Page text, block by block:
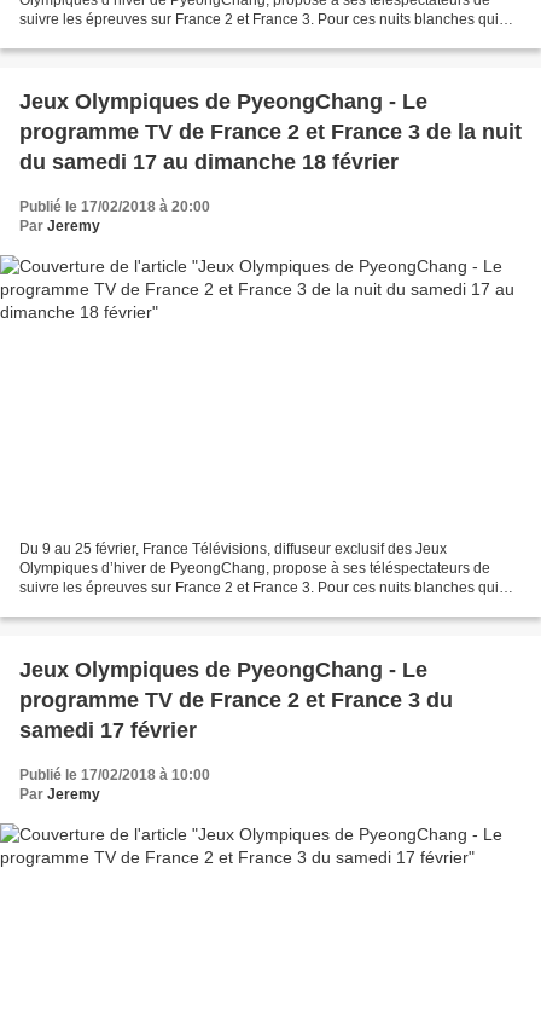
suivre les épreuves sur France 2 et France 3. Pour ces nuits blanches qui
Jeux Olympiques de PyeongChang - Le
programme TV de France 2 et France 3 de la nuit
du samedi 17 au dimanche 18 février
Publié le 17/02/2018 à 20:00
Par Jeremy
Du 9 au 25 février, France Télévisions, diffuseur exclusif des Jeux
Olympiques d’hiver de PyeongChang, propose à ses téléspectateurs de
suivre les épreuves sur France 2 et France 3. Pour ces nuits blanches qui
Jeux Olympiques de PyeongChang - Le
programme TV de France 2 et France 3 du
samedi 17 février
Publié le 17/02/2018 à 10:00
Par Jeremy